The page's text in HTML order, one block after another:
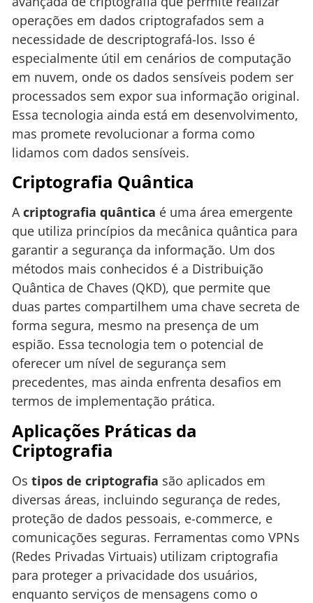
operações em dados criptografados sem a
necessidade de descriptografá-los. Isso é
especialmente útil em cenários de computação
em nuvem, onde os dados sensíveis podem ser
processados sem expor sua informação original.
Essa tecnologia ainda está em desenvolvimento,
mas promete revolucionar a forma como
lidamos com dados sensíveis.
Criptografia Quântica
Acriptografia quântica é uma área emergente
que utiliza princípios da mecânica quântica para
garantir a segurança da informação. Um dos
métodos mais conhecidos é a Distribuição
Quântica de Chaves (QKD), que permite que
duas partes compartilhem uma chave secreta de
forma segura, mesmo na presença de um
espião. Essa tecnologia tem o potencial de
oferecer um nível de segurança sem
precedentes, mas ainda enfrenta desafios em
termos de implementação prática.
Aplicações Práticas da
Criptografia
Os tipos de criptografia são aplicados em
diversas áreas, incluindo segurança de redes,
proteção de dados pessoais, e-commerce, e
comunicações seguras. Ferramentas como VPNs
(Redes Privadas Virtuais) utilizam criptografia
para proteger a privacidade dos usuários,
enquanto serviços de mensagens como o